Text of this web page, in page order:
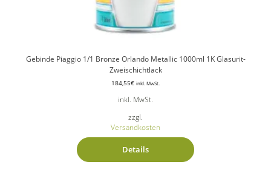
Gebinde Piaggio 1/1 Bronze Orlando Metallic 1000ml 1K Glasurit-
Zweischichtlack
184,55€ inkl. MwSt.
inkl. MwSt.
zzgl.
Versandkosten
Details